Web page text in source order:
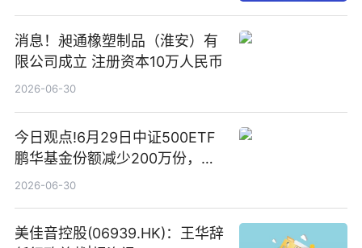
消息！昶通橡塑制品（淮安）有
限公司成立 注册资本10万人民币
2026-06-30
今日观点!6月29日中证500ETF
鹏华基金份额减少200万份，重
仓股亨通光电、赤峰黄金、佰维
2026-06-30
美佳音控股(06939.HK)：王华辞